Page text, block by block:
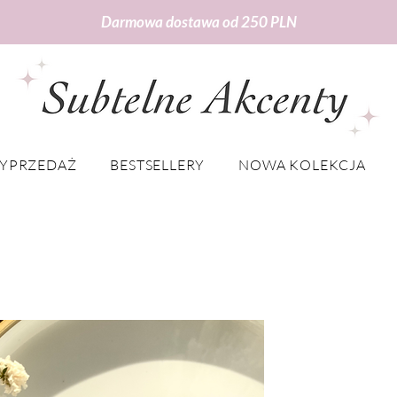
Darmowa dostawa od 250 PLN
BESTSELLERY NOWA KOLEKCJA